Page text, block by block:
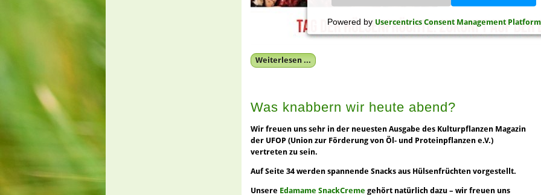
Powered by Usercentrics Consent Management Platform
Weiterlesen ...
Was knabbern wir heute abend?
Wir freuen uns sehr in der neuesten Ausgabe des Kulturpflanzen Magazin
der UFOP (Union zur Förderung von Öl- und Proteinpflanzen e.V.)
vertreten zu sein.
Auf Seite 34 werden spannende Snacks aus Hülsenfrüchten vorgestellt.
Unsere Edamame SnackCreme gehört natürlich dazu – wir freuen uns